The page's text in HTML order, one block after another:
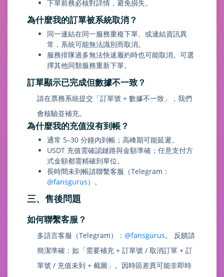
下單前務必核對詳情，避免損失。
為什麼我的訂單被系統取消？
同一連結在同一服務重複下單、或連結資訊異
常，系統可能無法識別而取消。
服務排隊過多無法快速履約時也可能取消。可選
擇其他同類服務重新下單。
訂單顯示已完成但數據不一致？
請在票務系統提交「訂單號 + 數據不一致」，我們
會核驗並補充。
為什麼我的充值沒有到帳？
通常 5–30 分鐘內到帳；高峰期可能延遲。
USDT 充值需確認鏈路與金額準確；任意支付方
式金額都需精確到單位。
長時間未到帳請聯繫客服（Telegram：
@fansgurus）。
三、售後問題
如何聯繫客服？
多語言客服（Telegram）： @fansgurus。 反饋請
簡潔準確：如「需要補充 + 訂單號 / 取消訂單 + 訂
單號 / 充值未到 + 截圖」。因時區差異可能非即時